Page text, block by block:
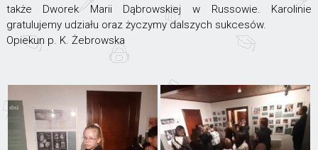
także Dworek Marii Dąbrowskiej w Russowie. Karolinie
gratulujemy udziału oraz życzymy dalszych sukcesów.
Opiekun p. K. Żebrowska